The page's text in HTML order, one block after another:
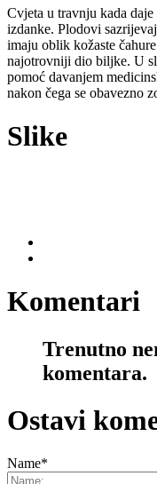
Cvjeta u travnju kada
izdanke. Plodovi
imaju oblik kožaste
najotrovniji dio biljke. U
pomoć davanjem
nakon čega se obavezno
Slike
Komentari
Trenutno
komentara.
Ostavi
Name*